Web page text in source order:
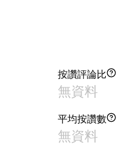
按讚評論比
無資料
平均按讚數
無資料